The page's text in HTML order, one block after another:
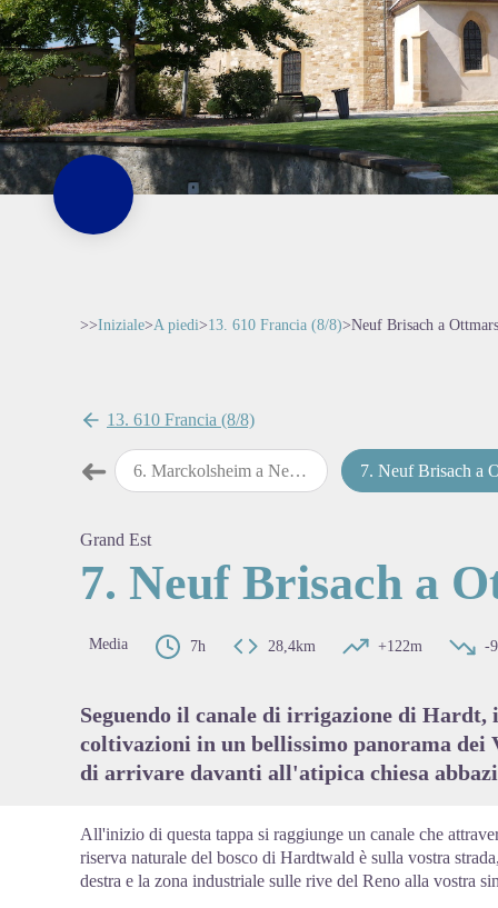
>>Iniziale>A piedi>13. 610 Francia (8/8)>Neuf Brisach a
13. 610 Francia (8/8)
➜Passo precedente
6. Marckolsheim a Neuf Brisach 7.Neuf Brisach a
Grand Est
7. Neuf Brisach a
Media 7h 28,4km +122m -
Seguendo il canale di irrigazione di Hardt,
coltivazioni in un bellissimo panorama dei
di arrivare davanti all'atipica chiesa
All'inizio di questa tappa si raggiunge un canale che
riserva naturale del bosco di Hardtwald è sulla vostra
destra e la zona industriale sulle rive del Reno alla vostra